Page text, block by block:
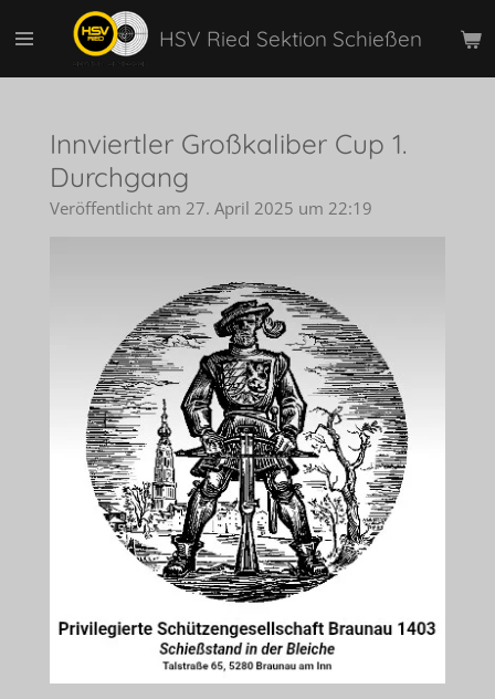
Hauptinhalt
springen
HSV Ried Sektion Schießen
Innviertler Großkaliber Cup 1.
Durchgang
Veröffentlicht am 27. April 2025 um 22:19